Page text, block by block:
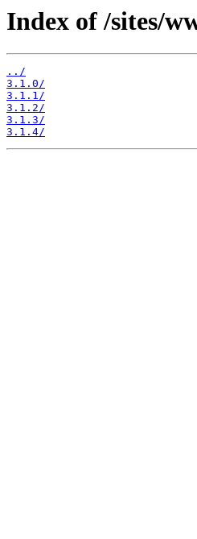
Index of /sites/
../
3.1.0/
3.1.1/
3.1.2/
3.1.3/
3.1.4/